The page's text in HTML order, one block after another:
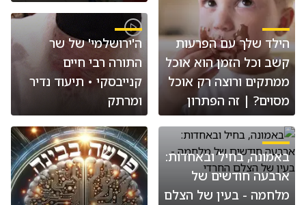
הילד שלך עם הפרעות
קשב וכל הזמן הוא אוכל
ממתקים ורוצה רק אוכל
מסוים? | זה הפתרון
באמונה, בחיל ובאחדות:
ארבעה חודשים של
מלחמה - בעין של הצלם
ה'ירושלמי' של שר
התורה רבי חיים
קנייבסקי • תיעוד נדיר
ומרתק